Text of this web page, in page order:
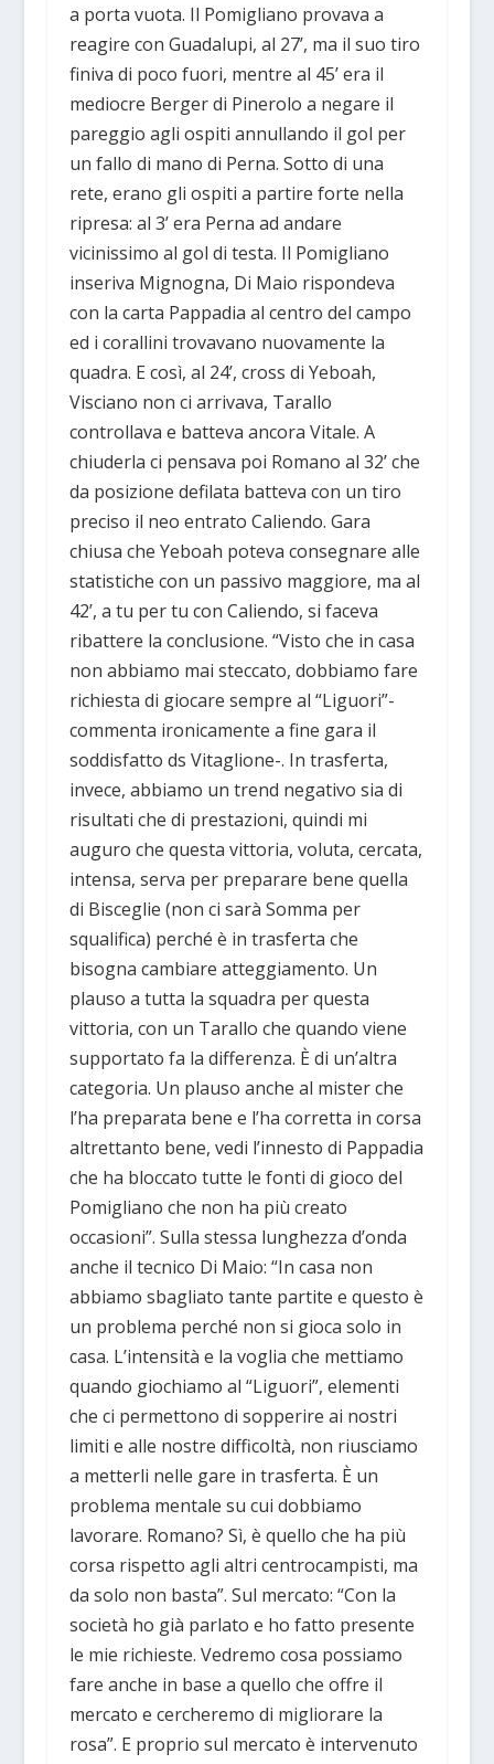
a porta vuota. Il Pomigliano provava a
reagire con Guadalupi, al 27’, ma il suo tiro
finiva di poco fuori, mentre al 45’ era il
mediocre Berger di Pinerolo a negare il
pareggio agli ospiti annullando il gol per
un fallo di mano di Perna. Sotto di una
rete, erano gli ospiti a partire forte nella
ripresa: al 3’ era Perna ad andare
vicinissimo al gol di testa. Il Pomigliano
inseriva Mignogna, Di Maio rispondeva
con la carta Pappadia al centro del campo
ed i corallini trovavano nuovamente la
quadra. E così, al 24’, cross di Yeboah,
Visciano non ci arrivava, Tarallo
controllava e batteva ancora Vitale. A
chiuderla ci pensava poi Romano al 32’ che
da posizione defilata batteva con un tiro
preciso il neo entrato Caliendo. Gara
chiusa che Yeboah poteva consegnare alle
statistiche con un passivo maggiore, ma al
42’, a tu per tu con Caliendo, si faceva
ribattere la conclusione. “Visto che in casa
non abbiamo mai steccato, dobbiamo fare
richiesta di giocare sempre al “Liguori”-
commenta ironicamente a fine gara il
soddisfatto ds Vitaglione-. In trasferta,
invece, abbiamo un trend negativo sia di
risultati che di prestazioni, quindi mi
auguro che questa vittoria, voluta, cercata,
intensa, serva per preparare bene quella
di Bisceglie (non ci sarà Somma per
squalifica) perché è in trasferta che
bisogna cambiare atteggiamento. Un
plauso a tutta la squadra per questa
vittoria, con un Tarallo che quando viene
supportato fa la differenza. È di un’altra
categoria. Un plauso anche al mister che
l’ha preparata bene e l’ha corretta in corsa
altrettanto bene, vedi l’innesto di Pappadia
che ha bloccato tutte le fonti di gioco del
Pomigliano che non ha più creato
occasioni”. Sulla stessa lunghezza d’onda
anche il tecnico Di Maio: “In casa non
abbiamo sbagliato tante partite e questo è
un problema perché non si gioca solo in
casa. L’intensità e la voglia che mettiamo
quando giochiamo al “Liguori”, elementi
che ci permettono di sopperire ai nostri
limiti e alle nostre difficoltà, non riusciamo
a metterli nelle gare in trasferta. È un
problema mentale su cui dobbiamo
lavorare. Romano? Sì, è quello che ha più
corsa rispetto agli altri centrocampisti, ma
da solo non basta”. Sul mercato: “Con la
società ho già parlato e ho fatto presente
le mie richieste. Vedremo cosa possiamo
fare anche in base a quello che offre il
mercato e cercheremo di migliorare la
rosa”. E proprio sul mercato è intervenuto